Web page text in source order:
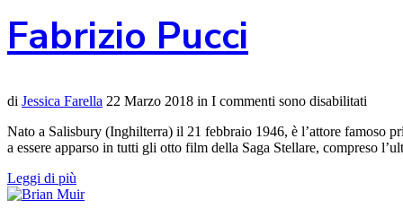
Fabrizio Pucci
di Jessica Farella 22 Marzo 2018 in I commenti sono disabilitati
Nato a Salisbury (Inghilterra) il 21 febbraio 1946, è l’attore famoso
a essere apparso in tutti gli otto film della Saga Stellare, compreso
Leggi di più